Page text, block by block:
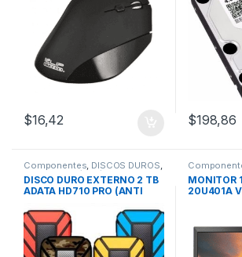
$16,42 $198,86
Componentes, DISCOS DUROS,
Externos 1Tb/2Tb/4Tb
DISCO DURO EXTERNO 2 TB
ADATA HD710 PRO (ANTI
MONITOR
20U401A